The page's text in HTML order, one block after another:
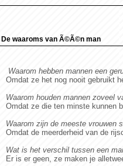
De waaroms van Ã©Ã©n man
Waarom hebben mannen een
Omdat ze het nog nooit gebruikt
Waarom houden mannen zoveel
Omdat ze die ten minste kunnen
Waarom zijn de meeste vrouwen
Omdat de meerderheid van de
Wat is het verschil tussen een
Er is er geen, ze maken je